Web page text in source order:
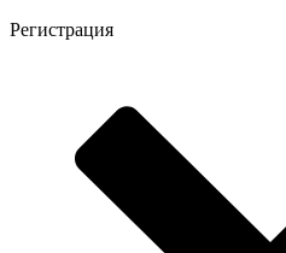
Регистрация